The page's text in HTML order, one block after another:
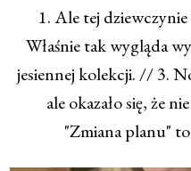
1. Ale tej
Właśnie tak wygląda
jesiennej kolekcji. // 3.
ale okazało się, że
"Zmiana planu"